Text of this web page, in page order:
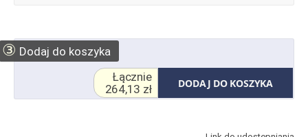
③ Dodaj do koszyka
DODAJ DO KOSZYKA
Łącznie
264,13 zł